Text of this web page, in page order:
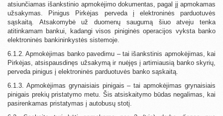
atsiunčiamas išankstinio apmokėjimo dokumentas, pagal jį apmokamas
užsakymas. Pinigus Pirkėjas perveda į elektroninės parduotuvės
sąskaitą. Atsakomybė už duomenų saugumą šiuo atveju tenka
atitinkamam bankui, kadangi visos piniginės operacijos vyksta banko
elektroninės bankininkystės sistemoje.
6.1.2. Apmokėjimas banko pavedimu – tai išankstinis apmokėjimas, kai
Pirkėjas, atsispausdinęs užsakymą ir nuėjęs į artimiausią banko skyrių,
perveda pinigus į elektroninės parduotuvės banko sąskaitą.
6.1.3. Apmokėjimas grynaisiais pinigais – tai apmokėjimas grynaisiais
pinigais prekių pristatymo metu. Šis atsiskaitymo būdas negalimas, kai
pasirenkamas pristatymas į autobusų stotį.